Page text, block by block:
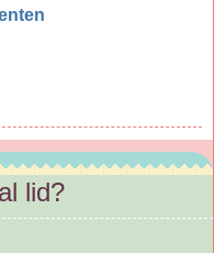
lid?